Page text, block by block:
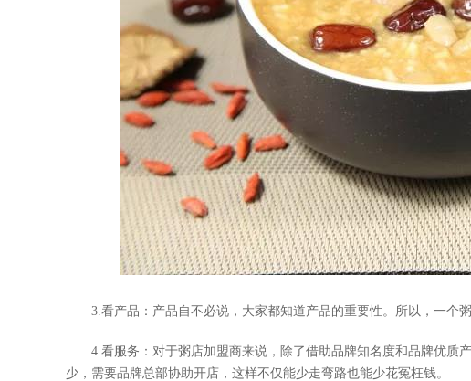
3.看产品：产品自不必说，大家都知道产品的重要性。所以，一个粥
4.看服务：对于粥店加盟商来说，除了借助品牌知名度和品牌优质
少，需要品牌总部协助开店，这样不仅能少走弯路也能少花冤枉钱。